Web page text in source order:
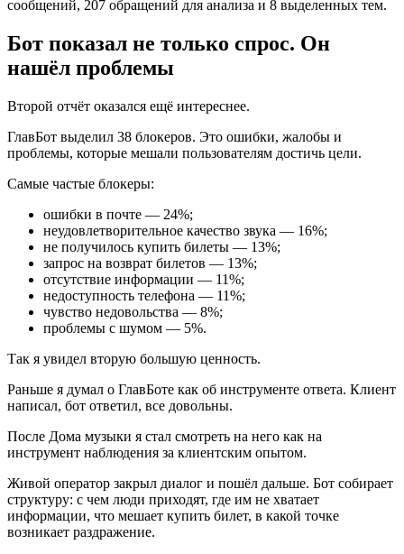
сообщений, 207 обращений для анализа и 8 выделенных тем.
Бот показал не только спрос. Он
нашёл проблемы
Второй отчёт оказался ещё интереснее.
ГлавБот выделил 38 блокеров. Это ошибки, жалобы и
проблемы, которые мешали пользователям достичь цели.
Самые частые блокеры:
ошибки в почте — 24%;
неудовлетворительное качество звука — 16%;
не получилось купить билеты — 13%;
запрос на возврат билетов — 13%;
отсутствие информации — 11%;
недоступность телефона — 11%;
чувство недовольства — 8%;
проблемы с шумом — 5%.
Так я увидел вторую большую ценность.
Раньше я думал о ГлавБоте как об инструменте ответа. Клиент
написал, бот ответил, все довольны.
После Дома музыки я стал смотреть на него как на
инструмент наблюдения за клиентским опытом.
Живой оператор закрыл диалог и пошёл дальше. Бот собирает
структуру: с чем люди приходят, где им не хватает
информации, что мешает купить билет, в какой точке
возникает раздражение.